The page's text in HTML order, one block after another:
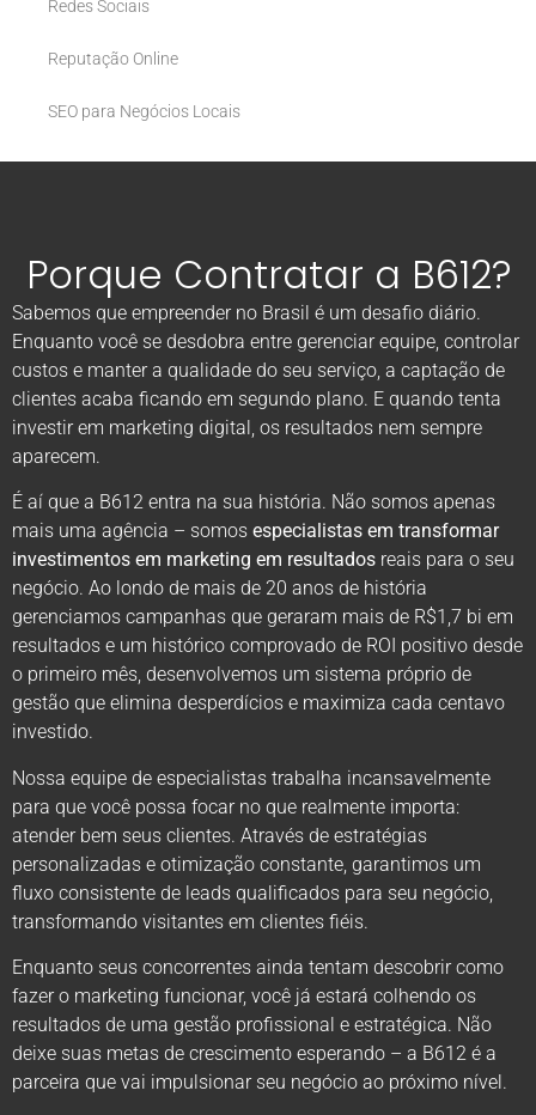
Redes Sociais
Reputação Online
SEO para Negócios Locais
Porque Contratar a B612?
Sabemos que empreender no Brasil é um desafio diário.
Enquanto você se desdobra entre gerenciar equipe, controlar
custos e manter a qualidade do seu serviço, a captação de
clientes acaba ficando em segundo plano. E quando tenta
investir em marketing digital, os resultados nem sempre
aparecem.
É aí que a B612 entra na sua história. Não somos apenas
mais uma agência – somos especialistas em transformar
investimentos em marketing em resultados reais para o seu
negócio. Ao londo de mais de 20 anos de história
gerenciamos campanhas que geraram mais de R$1,7 bi em
resultados e um histórico comprovado de ROI positivo desde
o primeiro mês, desenvolvemos um sistema próprio de
gestão que elimina desperdícios e maximiza cada centavo
investido.
Nossa equipe de especialistas trabalha incansavelmente
para que você possa focar no que realmente importa:
atender bem seus clientes. Através de estratégias
personalizadas e otimização constante, garantimos um
fluxo consistente de leads qualificados para seu negócio,
transformando visitantes em clientes fiéis.
Enquanto seus concorrentes ainda tentam descobrir como
fazer o marketing funcionar, você já estará colhendo os
resultados de uma gestão profissional e estratégica. Não
deixe suas metas de crescimento esperando – a B612 é a
parceira que vai impulsionar seu negócio ao próximo nível.